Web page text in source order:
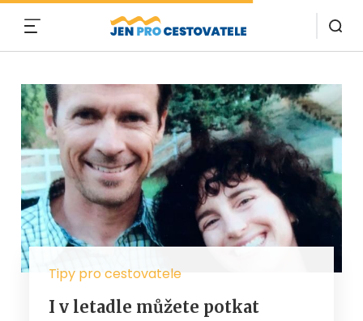
Tipy pro cestovatele
I v letadle můžete potkat